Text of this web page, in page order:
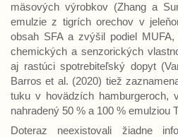
mäsových výrobkov (Zhang a
emulzie z tigrích orechov v
obsah SFA a zvýšil podiel
chemických a senzorických
aj rastúci spotrebiteľský dopyt
Barros et al. (2020) tiež
tuku v hovädzích hamburgeroch,
nahradený 50 % a 100 % emulziou
Doteraz neexistovali žiadne